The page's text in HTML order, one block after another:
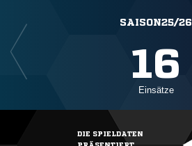
SAISON25/26
16
Einsätze
DIE SPIELDATEN